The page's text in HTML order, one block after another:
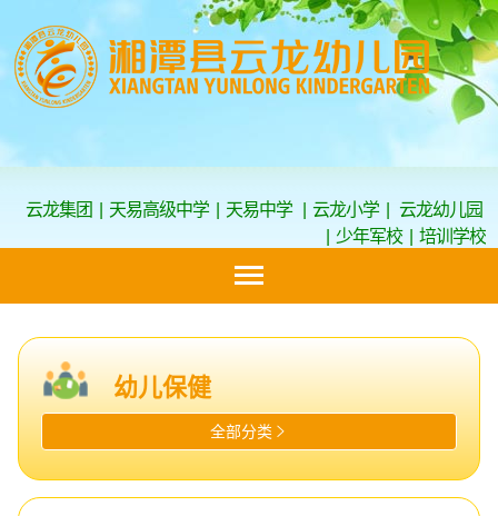
云龙集团 天易高级中学| 天易中学 云龙小学|
云龙幼儿园
少年军校| 培训学校
幼儿保健
全部分类 